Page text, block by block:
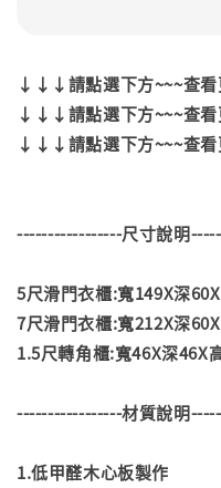
↓↓↓請點選下方~~~查
↓↓↓請點選下方~~~查
↓↓↓請點選下方~~~查
-----------------尺寸說明
5尺滑門衣櫃:寬149X深
7尺滑門衣櫃:寬212X深
1.5尺轉角櫃:寬46X深46X
-----------------材質說明
1.低甲醛木心板製作